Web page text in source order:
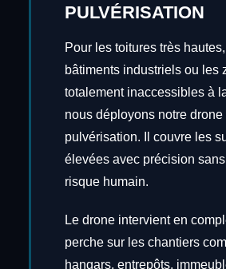
PULVÉRISATION
Pour les toitures très
bâtiments industriels ou les
totalement inaccessibles à
nous déployons notre drone
pulvérisation. Il couvre les
élevées avec précision
risque humain.
Le drone intervient en
perche sur les chantiers
hangars, entrepôts,